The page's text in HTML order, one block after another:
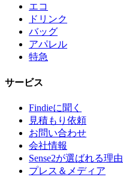
エコ
ドリンク
バッグ
アパレル
特急
サービス
Findieに聞く
見積もり依頼
お問い合わせ
会社情報
Sense2が選ばれる理由
プレス＆メディア